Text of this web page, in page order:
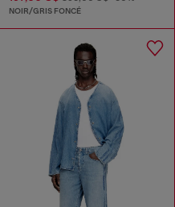
NOIR/GRIS FONCÉ